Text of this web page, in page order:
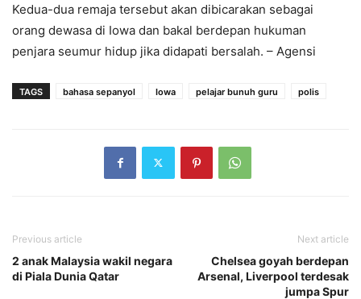
Kedua-dua remaja tersebut akan dibicarakan sebagai
orang dewasa di Iowa dan bakal berdepan hukuman
penjara seumur hidup jika didapati bersalah. – Agensi
TAGS bahasa sepanyol Iowa pelajar bunuh guru polis
Previous article
2 anak Malaysia wakil negara
di Piala Dunia Qatar
Next article
Chelsea goyah berdepan
Arsenal, Liverpool terdesak
jumpa Spur